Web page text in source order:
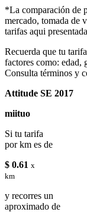
*La comparación de
mercado, tomada de
tarifas aqui
Recuerda que tu
factores como: edad,
Consulta términos y
Attitude SE 2017
miituo
Si tu tarifa
por km es de
$ 0.61 x
km
y recorres un
aproximado de